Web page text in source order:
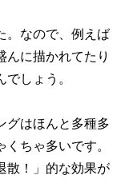
。なので、例えば
んに描かれてたり
しょう。
グはほんと多種多
ちゃ多いです。
散！」的な効果が